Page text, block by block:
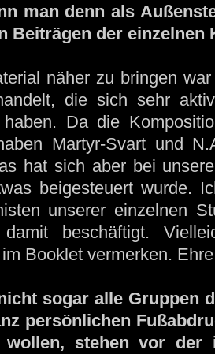
man denn als
Beiträgen der einzelnen
näher zu bringen
die sich sehr
haben. Da die
Martyr-Svart und
hat sich aber bei
beigesteuert wurde.
unserer einzelnen
damit beschäftigt.
Booklet vermerken.
sogar alle Gruppen
persönlichen
wollen, stehen vor der